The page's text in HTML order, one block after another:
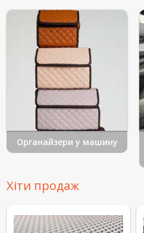
Органайзери у машину
Хіти продаж